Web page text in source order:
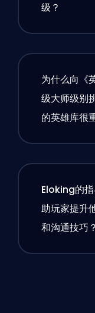
级？
为什么向《
级大师级别
的英雄库很
Eloking的
助玩家提升
和沟通技巧？